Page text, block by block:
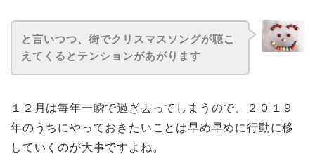
と言いつつ、街でクリスマスソングが聴こ
えてくるとテンションがあがります
１２月は毎年一瞬で過ぎ去ってしまうので、２０１９
年のうちにやっておきたいことは早め早めに行動に移
していくのが大事ですよね。